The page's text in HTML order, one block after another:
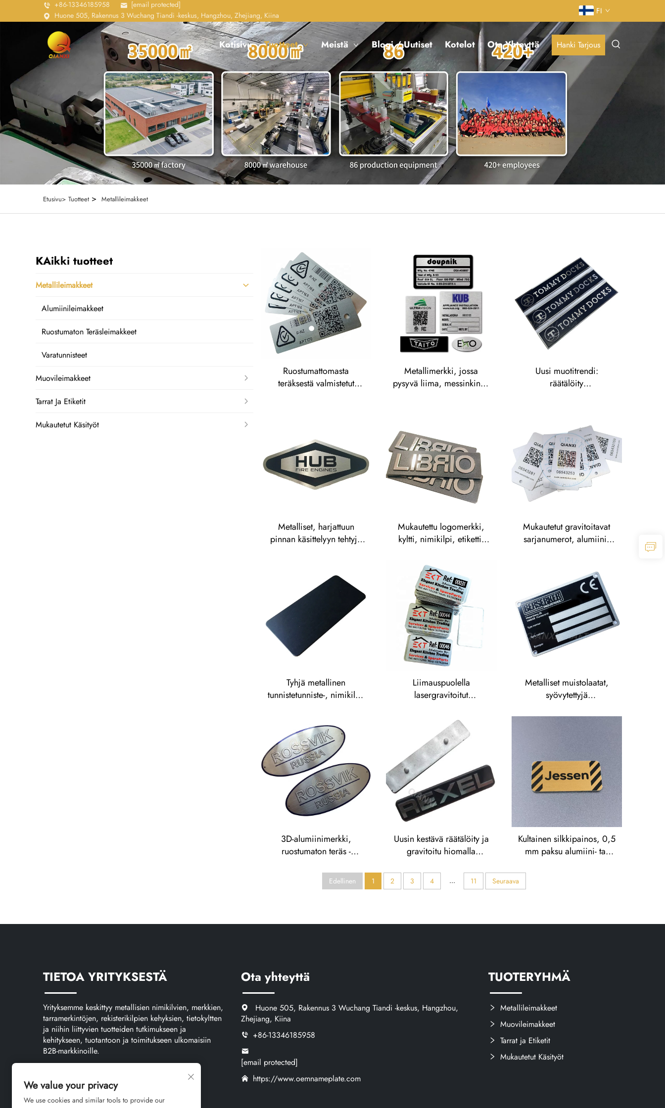
+86-13346185958
[email protected]
Huone 505, Rakennus 3 Wuchang Tiandi -keskus, Hangzhou, Zhejiang, Kiina
FI
Kotisivu Tuotteet Meistä Blogi / Uutiset Kotelot Ota Yhteyttä Hanki Tarjous
Etusivu> Tuotteet > Metallileimakkeet
KAikki tuotteet
Metallileimakkeet
Alumiinileimakkeet
Ruostumaton Teräsleimakkeet
Varatunnisteet
Muovileimakkeet
Tarrat Ja Etiketit
Mukautetut Käsityöt
Ruostumattomasta
teräksestä valmistetut
Metallimerkki, jossa
pysyvä liima, messinkinen
nimikilpi,
ruostumattomasta
teräksestä valmistetut tarrat
Uusi muotitrendi:
räätälöity
Metalliset, harjattuun
pinnan käsittelyyn tehtyjä
teräksestä valmistettuja
kilviä, syövytettyjä
nimikilviä, merkkiä,
lasergraavattuja
anodisoituja
alumiinikilviä, tarrakilviä
Mukautettu logomerkki,
kyltti, nimikilpi, etiketti,
sinkiseoksinen, harjattu
metallinimikilpi
Mukautetut gravitoitavat
sarjanumerot, alumiini,
brändinimen ja korostetun
metallilogon levy
Tyhjä metallinen
tunnistetunniste-, nimikilpi-
tunnistelevy, ruostumaton
teräs -nimikilpi
Liimauspuolella
lasergravitoitut
Metalliset muistolaatat,
syövytettyjä
teräksestä valmistettuja
ruostumattomasta
teräksestä graavattuja
logoja sisältäviä nimikilviä
3D-alumiinimerkki,
ruostumaton teräs -
metallilogon nimikilvet
Uusin kestävä räätälöity ja
gravitoitu hiomalla
logomerkki, metallilevyt ja
gravitoitu logomerkki
Kultainen silkkipainos, 0,5
mm paksu alumiini- tai
nimityskilpi, korostettu
Edellinen 1 2 3 4 ... 11 Seuraava
TIETOA YRITYKSESTÄ
Yrityksemme keskittyy metallisien nimikilvien, merkkien,
tarramerkintöjen, rekisterikilpien kehyksien, tietokyltten
ja niihin liittyvien tuotteiden tutkimukseen ja
kehitykseen, tuotantoon ja toimitukseen ulkomaisiin
B2B-markkinoille.
Ota yhteyttä
Huone 505, Rakennus 3 Wuchang Tiandi -keskus, Hangzhou,
Zhejiang, Kiina
+86-13346185958
[email protected]
https://www.oemnameplate.com
TUOTERYHMÄ
Metallileimakkeet
Muovileimakkeet
Tarrat ja Etiketit
Mukautetut Käsityöt
We value your privacy
We use cookies and similar tools to provide our